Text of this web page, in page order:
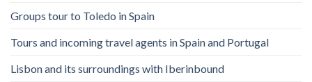
Groups tour to Toledo in Spain
Tours and incoming travel agents in Spain and Portugal
Lisbon and its surroundings with Iberinbound